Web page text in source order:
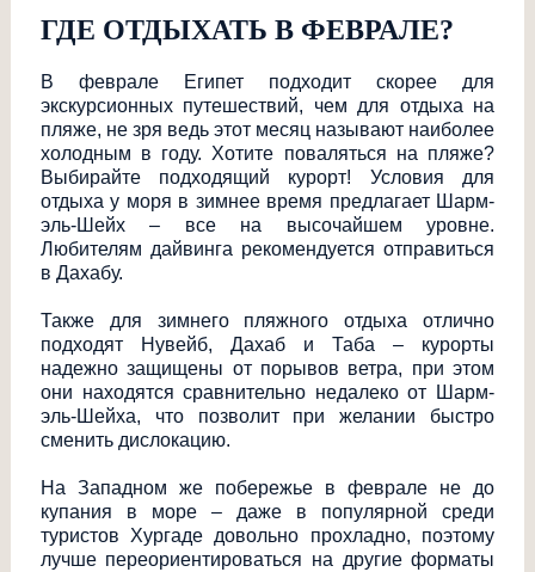
ГДЕ ОТДЫХАТЬ В ФЕВРАЛЕ?
В феврале Египет подходит скорее для
экскурсионных путешествий, чем для отдыха на
пляже, не зря ведь этот месяц называют наиболее
холодным в году. Хотите поваляться на пляже?
Выбирайте подходящий курорт! Условия для
отдыха у моря в зимнее время предлагает Шарм-
эль-Шейх – все на высочайшем уровне.
Любителям дайвинга рекомендуется отправиться
в Дахабу.
Также для зимнего пляжного отдыха отлично
подходят Нувейб, Дахаб и Таба – курорты
надежно защищены от порывов ветра, при этом
они находятся сравнительно недалеко от Шарм-
эль-Шейха, что позволит при желании быстро
сменить дислокацию.
На Западном же побережье в феврале не до
купания в море – даже в популярной среди
туристов Хургаде довольно прохладно, поэтому
лучше переориентироваться на другие форматы